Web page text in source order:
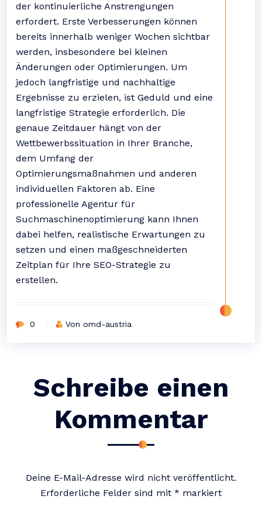
der kontinuierliche Anstrengungen
erfordert. Erste Verbesserungen können
bereits innerhalb weniger Wochen sichtbar
werden, insbesondere bei kleinen
Änderungen oder Optimierungen. Um
jedoch langfristige und nachhaltige
Ergebnisse zu erzielen, ist Geduld und eine
langfristige Strategie erforderlich. Die
genaue Zeitdauer hängt von der
Wettbewerbssituation in Ihrer Branche,
dem Umfang der
Optimierungsmaßnahmen und anderen
individuellen Faktoren ab. Eine
professionelle Agentur für
Suchmaschinenoptimierung kann Ihnen
dabei helfen, realistische Erwartungen zu
setzen und einen maßgeschneiderten
Zeitplan für Ihre SEO-Strategie zu
erstellen.
0 Von omd-austria
Schreibe einen
Kommentar
Deine E-Mail-Adresse wird nicht veröffentlicht.
Erforderliche Felder sind mit * markiert